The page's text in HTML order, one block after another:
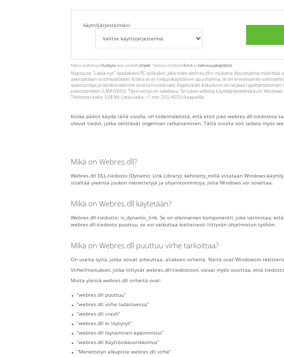
käyttöjärjestelmäsi:
Katso lisätietojaOutbyteand unistallohjeet . Tarkista OutbyteEULAjatietosuojakäytäntö
Napsauta"Lataa nyt" saadaksesi PC-työkalun, joka tulee webres.dll n mukana. Apuohjelma
asentamisen automaattisesti. Koska se on helppokäyttöinen apuohjelma, se on erinomainen
asiantuntijat ja tietokonelehdet ovat tunnustaneet. Rajoitukset: kokeiluversio tarjoaa
palauttamisen ILMAISEKSI. Täysi versio on ostettava. Se tukee sellaisia ​​käyttöjärjestelmiä kuin
Tiedoston koko: 3,04 Mt, Latausaika: <1 min. DSL/ADSL/kaapelilla
Koska päätit käydä tällä sivulla, on todennäköistä, että etsit joko webres.dll-tiedostoa
olevat tiedot, jotka selittävät ongelman ratkaisemisen. Tältä sivulta voit ladata myös
Mikä on Webres.dll?
Webres.dll DLL-tiedosto (Dynamic Link Library): kehitetty_millä viitataan Windows-
sisältää yleensä joukon menettelyjä ja ohjaintoimintoja, joita Windows voi soveltaa.
Mikä on Webres.dll käytetään?
Webres.dll-tiedosto: is_dynamic_link. Se on olennainen komponentti, joka varmistaa,
webres.dll-tiedosto puuttuu, se voi vaikuttaa kielteisesti liittyvän ohjelmiston työhön.
Mikä on Webres.dll puuttuu virhe tarkoittaa?
On useita syitä, jotka voivat aiheuttaa: aliaksen virheitä. Näitä ovat Windowsin
Virheilmoitukset, jotka liittyvät webres.dll-tiedostoon, voivat myös osoittaa, että
Muita yleisiä webres.dll virheitä ovat:
“webres.dll puuttuu”
“webres.dll virhe ladattaessa”
“webres.dll crash”
“webres.dll ei löytynyt”
“webres.dll löytäminen epäonnistui”
“webres.dll Käyttöoikeusrikkomus”
“Menettelyn alkupiste webres.dll virhe”